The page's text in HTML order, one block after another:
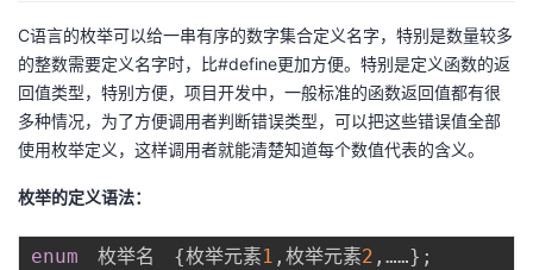
C语言的枚举可以给一串有序的数字集合定义名字，特别是数量较多
的整数需要定义名字时，比#define更加方便。特别是定义函数的返
回值类型，特别方便，项目开发中，一般标准的函数返回值都有很
多种情况，为了方便调用者判断错误类型，可以把这些错误值全部
使用枚举定义，这样调用者就能清楚知道每个数值代表的含义。
枚举的定义语法：
enum 枚举名 {枚举元素1 , 枚举元素2 , ……} ;